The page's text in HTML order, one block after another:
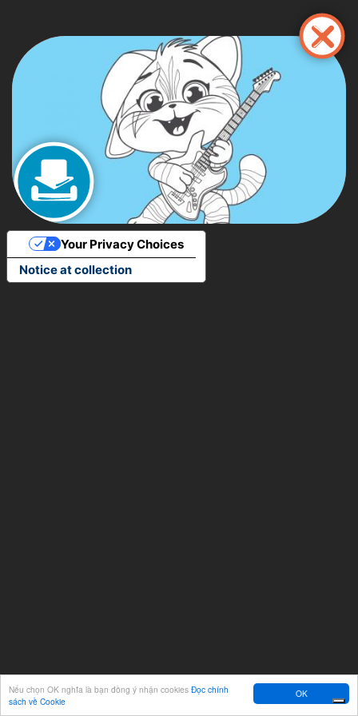
OK
Nếu chọn OK nghĩa là bạn đồng ý nhận cookies Đọc chính
sách về Cookie
nội
dung
Notice at collection
Your Privacy Choices